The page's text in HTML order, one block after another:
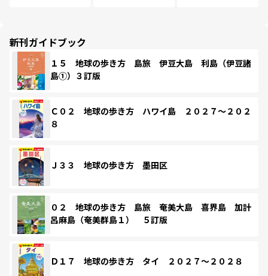
新刊ガイドブック
１５ 地球の歩き方 島旅 伊豆大島 利島（伊豆諸
島①）３訂版
Ｃ０２ 地球の歩き方 ハワイ島 ２０２７～２０２
８
Ｊ３３ 地球の歩き方 墨田区
０２ 地球の歩き方 島旅 奄美大島 喜界島 加計
呂麻島（奄美群島１） ５訂版
Ｄ１７ 地球の歩き方 タイ ２０２７～２０２８